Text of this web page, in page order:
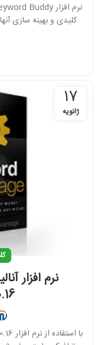
کلیدی و بهینه سازی
17
ژانویه